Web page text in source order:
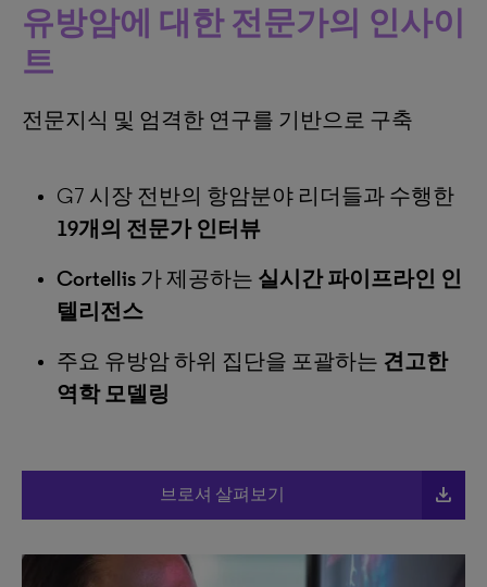
유방암에 대한 전문가의 인사이
트
전문지식 및 엄격한 연구를 기반으로 구축
G7 시장 전반의 항암분야 리더들과 수행한
19개의 전문가 인터뷰
Cortellis 가 제공하는 실시간 파이프라인 인
텔리전스
주요 유방암 하위 집단을 포괄하는 견고한
역학 모델링
브로셔 살펴보기 file_download